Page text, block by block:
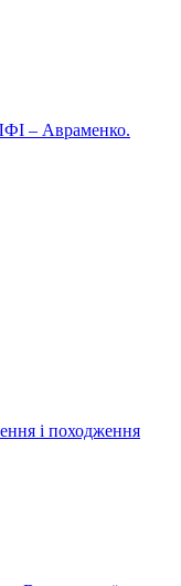
– Авраменко.
і походження